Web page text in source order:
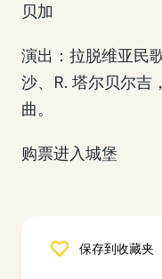
贝加
演出：拉脱维亚民
沙、R. 塔尔贝尔吉
曲。
购票进入城堡
保存到收藏夹